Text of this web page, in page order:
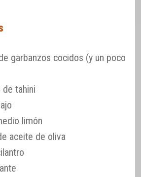
garbanzos cocidos (y un poco
de tahini
limón
aceite de oliva